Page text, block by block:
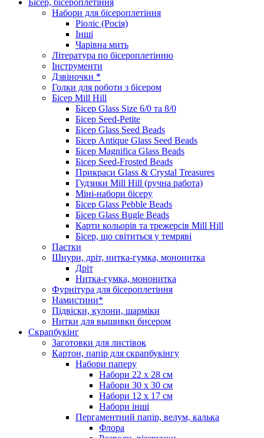
Набори для бісероплетіння
Ріоліс (Росія)
Інші
Чарівна мить
Література по бісероплетінню
Інструменти
Дзвіночки *
Голки для роботи з бісером
Бісер Mill Hill
Бісер Glass Size 6/0 та 8/0
Бісер Seed-Petite
Бісер Glass Seed Beads
Бісер Antique Glass Seed Beads
Бісер Magnifica Glass Beads
Бісер Seed-Frosted Beads
Прикраси Glass & Crystal Treasures
Гудзики Mill Hill (ручна работа)
Міні-набори бісеру
Бісер Glass Pebble Beads
Бісер Glass Bugle Beads
Карти кольорів та трежерсів Mill Hill
Бісер, що світиться у темряві
Паєтки
Шнури, дріт, нитка-гумка, мононитка
Дріт
Нитка-гумка, мононитка
Фурнітура для бісероплетіння
Намистини*
Підвіски, кулони, шарміки
Нитки для вышивки бисером
Скрапбукінг
Заготовки для листівок
Картон, папір для скрапбукінгу
Набори паперу
Набори 22 х 28 см
Набори 30 х 30 см
Набори 12 х 17 см
Набори інші
Пергаментний папір, велум, калька
Флора